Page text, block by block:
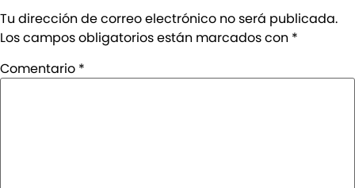
Tu dirección de correo electrónico no será publicada.
Los campos obligatorios están marcados con *
Comentario *